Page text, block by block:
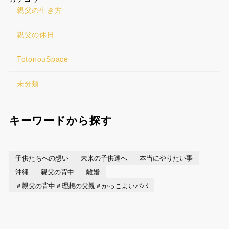
親父の生き方
親父の休日
TotonouSpace
未分類
キーワードから探す
子供たちへの想い 未来の子供達へ
本当にやりたい事
沖縄
親父の背中
離婚
＃親父の背中＃理想の父親＃かっこよいパパ